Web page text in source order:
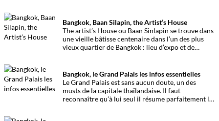
Bangkok, Baan Silapin, the Artist’s House
The artist’s House ou Baan Sinlapin se trouve dans
une vieille bâtisse centenaire dans l’un des plus
vieux quartier de Bangkok : lieu d’expo et de
Bangkok, le Grand Palais les infos essentielles
Le Grand Palais est sans aucun doute, un des
musts de la capitale thaïlandaise. Il faut
reconnaître qu’à lui seul il résume parfaitement la